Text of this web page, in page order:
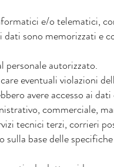
e/o telematici,
sono memorizzati e
personale autorizzato.
eventuali violazioni
avere accesso ai
commerciale,
tecnici terzi, corrieri
base delle